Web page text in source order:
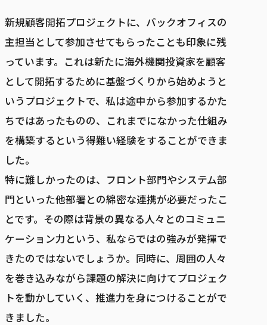
新規顧客開拓プロジェクトに、バックオフィスの
主担当として参加させてもらったことも印象に残
っています。これは新たに海外機関投資家を顧客
として開拓するために基盤づくりから始めようと
いうプロジェクトで、私は途中から参加するかた
ちではあったものの、これまでになかった仕組み
を構築するという得難い経験をすることができま
した。
特に難しかったのは、フロント部門やシステム部
門といった他部署との綿密な連携が必要だったこ
とです。その際は背景の異なる人々とのコミュニ
ケーション力という、私ならではの強みが発揮で
きたのではないでしょうか。同時に、周囲の人々
を巻き込みながら課題の解決に向けてプロジェク
トを動かしていく、推進力を身につけることがで
きました。